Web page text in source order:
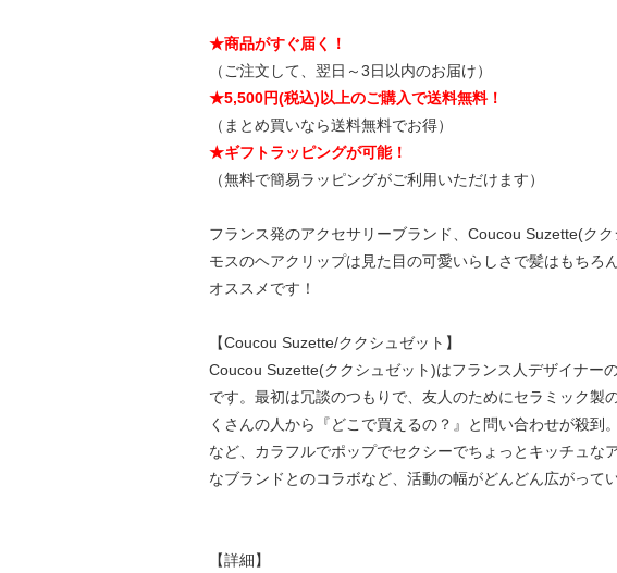
★商品がすぐ届く！
（ご注文して、翌日～3日以内のお届け）
★5,500円(税込)以上のご購入で送料無料！
（まとめ買いなら送料無料でお得）
★ギフトラッピングが可能！
（無料で簡易ラッピングがご利用いただけます）
フランス発のアクセサリーブランド、Coucou Suzette(ク
モスのヘアクリップは見た目の可愛いらしさで髪はもち
オススメです！
【Coucou Suzette/ククシュゼット】
Coucou Suzette(ククシュゼット)はフランス人デザイナー
です。最初は冗談のつもりで、友人のためにセラミック
くさんの人から『どこで買えるの？』と問い合わせが殺
など、カラフルでポップでセクシーでちょっとキッチュ
なブランドとのコラボなど、活動の幅がどんどん広がって
【詳細】